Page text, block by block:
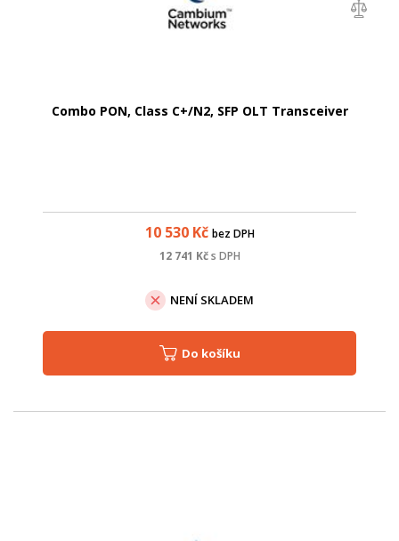
Combo PON, Class C+/N2, SFP OLT Transceiver
10 530Kč bez DPH
12 741 Kč s DPH
NENÍ SKLADEM
Do košíku